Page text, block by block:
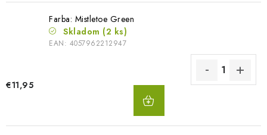
Farba: Mistletoe Green
Skladom (2 ks)
EAN: 4057962212947
€11,95